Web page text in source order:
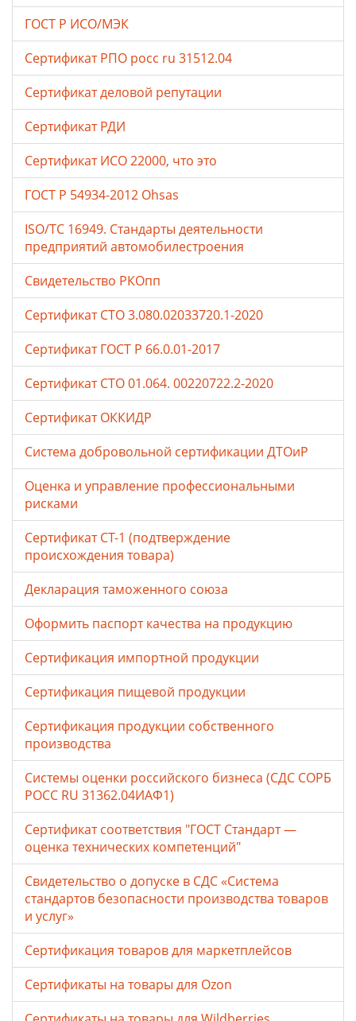
ГОСТ Р ИСО/МЭК
Сертификат РПО росс ru 31512.04
Сертификат деловой репутации
Сертификат РДИ
Сертификат ИСО 22000, что это
ГОСТ Р 54934-2012 Ohsas
ISO/TC 16949. Стандарты деятельности
предприятий автомобилестроения
Свидетельство РКОпп
Сертификат СТО 3.080.02033720.1-2020
Сертификат ГОСТ Р 66.0.01-2017
Сертификат СТО 01.064. 00220722.2-2020
Сертификат ОККИДР
Система добровольной сертификации ДТОиР
Оценка и управление профессиональными
рисками
Сертификат СТ-1 (подтверждение
происхождения товара)
Декларация таможенного союза
Оформить паспорт качества на продукцию
Сертификация импортной продукции
Сертификация пищевой продукции
Сертификация продукции собственного
производства
Системы оценки российского бизнеса (СДС СОРБ
РОСС RU 31362.04ИАФ1)
Сертификат соответствия "ГОСТ Стандарт —
оценка технических компетенций"
Свидетельство о допуске в СДС «Система
стандартов безопасности производства товаров
и услуг»
Сертификация товаров для маркетплейсов
Cертификаты на товары для Ozon